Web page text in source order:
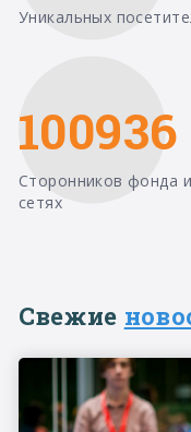
Уникальных
100936
Сторонников фонда
сетях
Свежие